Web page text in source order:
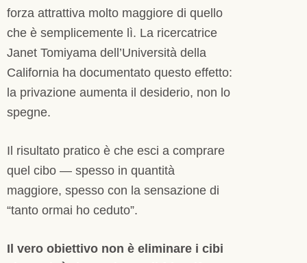
forza attrattiva molto maggiore di quello
che è semplicemente lì. La ricercatrice
Janet Tomiyama dell’Università della
California ha documentato questo effetto:
la privazione aumenta il desiderio, non lo
spegne.
Il risultato pratico è che esci a comprare
quel cibo — spesso in quantità
maggiore, spesso con la sensazione di
“tanto ormai ho ceduto”.
Il vero obiettivo non è eliminare i cibi